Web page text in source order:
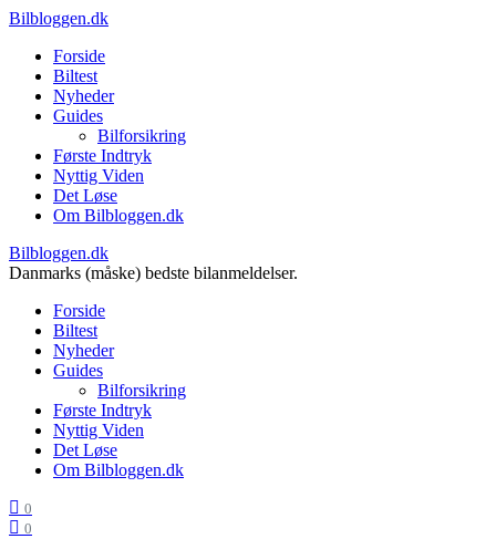
Bilbloggen.dk
Forside
Biltest
Nyheder
Guides
Bilforsikring
Første Indtryk
Nyttig Viden
Det Løse
Om Bilbloggen.dk
Bilbloggen.dk
Danmarks (måske) bedste bilanmeldelser.
Forside
Biltest
Nyheder
Guides
Bilforsikring
Første Indtryk
Nyttig Viden
Det Løse
Om Bilbloggen.dk
0
0